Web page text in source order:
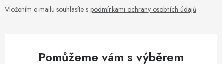
Vložením e-mailu souhlasíte s podmínkami ochrany osobních údajů
Pomůžeme vám s výběrem